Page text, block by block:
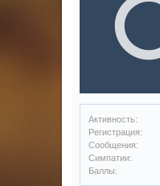
Активность:
Регистрация:
Сообщения:
Симпатии:
Баллы: